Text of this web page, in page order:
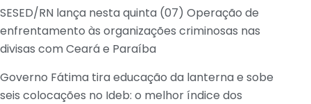
SESED/RN lança nesta quinta (07) Operação de
enfrentamento às organizações criminosas nas
divisas com Ceará e Paraíba
Governo Fátima tira educação da lanterna e sobe
seis colocações no Ideb: o melhor índice dos